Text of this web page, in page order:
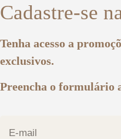
Cadastre-se
Tenha acesso a
exclusivos.
Preencha o formulário